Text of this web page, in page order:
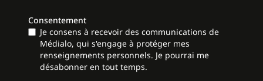
Consentement
Je consens à recevoir des communications de
Médialo, qui s'engage à protéger mes
renseignements personnels. Je pourrai me
désabonner en tout temps.